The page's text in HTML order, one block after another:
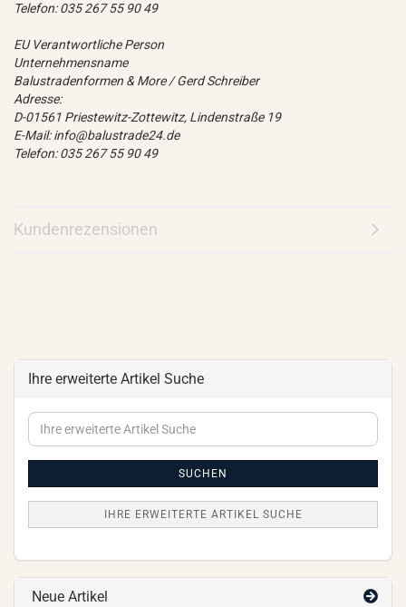
Telefon: 035 267 55 90 49
EU Verantwortliche Person
Unternehmensname
Balustradenformen & More / Gerd Schreiber
Adresse:
D-01561 Priestewitz-Zottewitz, Lindenstraße 19
E-Mail: info@balustrade24.de
Telefon: 035 267 55 90 49
Kundenrezensionen
Ihre erweiterte Artikel Suche
Ihre
erweiterte
SUCHEN
IHRE ERWEITERTE ARTIKEL SUCHE
Neue Artikel